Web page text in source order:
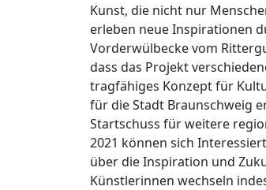
Kunst, die nicht nur
erleben neue Inspirationen
Vorderwülbecke vom
dass das Projekt
tragfähiges Konzept für
für die Stadt Braunschweig
Startschuss für weitere
2021 können sich
über die Inspiration und
Künstlerinnen wechseln